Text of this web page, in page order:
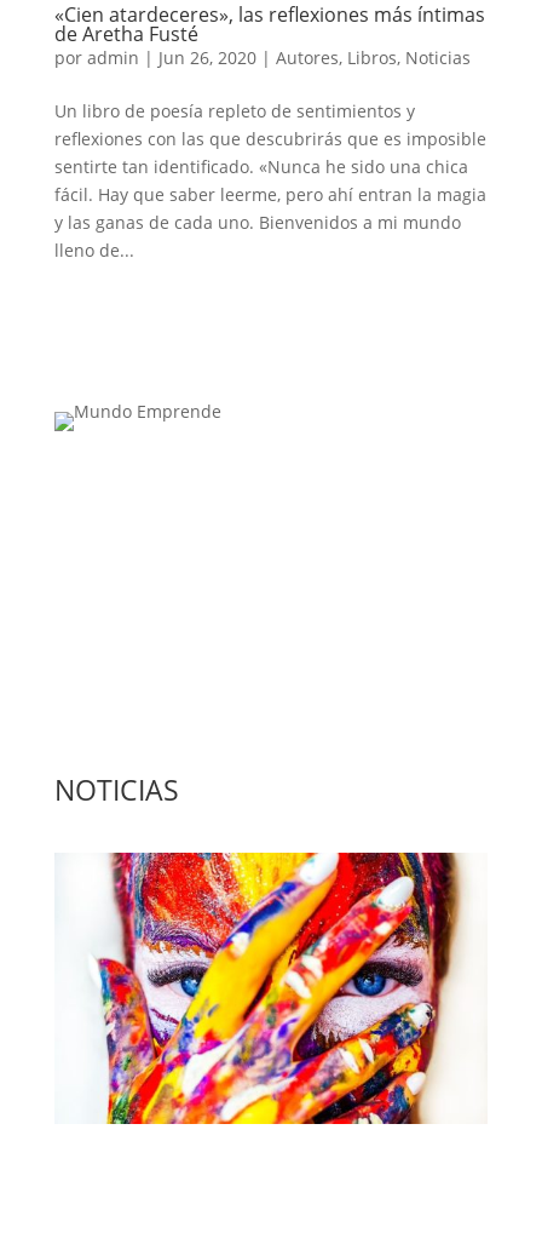
«Cien atardeceres», las reflexiones más íntimas
de Aretha Fusté
por admin | Jun 26, 2020| Autores, Libros, Noticias
Un libro de poesía repleto de sentimientos y
reflexiones con las que descubrirás que es imposible
sentirte tan identificado. «Nunca he sido una chica
fácil. Hay que saber leerme, pero ahí entran la magia
y las ganas de cada uno. Bienvenidos a mi mundo
lleno de...
NOTICIAS